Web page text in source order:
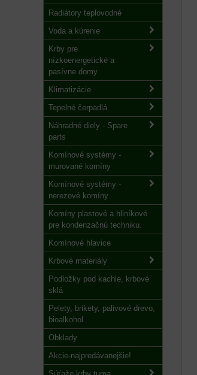
Radiátory teplovodné
Voda a kúrenie
Krby pre
nízkoenergetické a
pasívne domy
Klimatizácie
Tepelné čerpadlá
Náhradné diely - Spare
parts
Komínové systémy -
murované komíny
Komínové systémy -
nerezové komíny
Komíny plastové a hliníkové
pre kondenzačnú techniku.
Komínové hlavice
Krbové materiály
Podložky pod kachle, krbové
sklá
Pelety, brikety, palivové drevo,
bioalkohol
Obklady
Akcie-najpredávanejšie!